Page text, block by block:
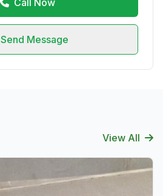
Call Now
Send Message
View All